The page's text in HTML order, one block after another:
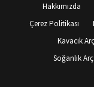
Hakkımızda
Çerez Politikası
Kavacık
Soğanlık